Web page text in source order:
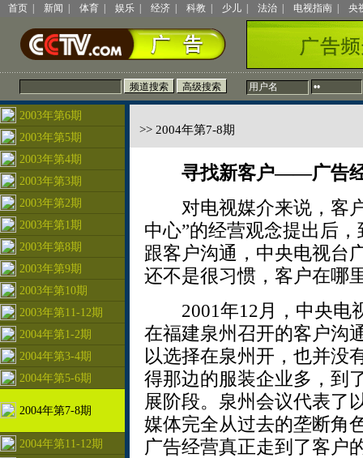
首页 新闻 体育 娱乐 经济 科教 少儿 法治 电视指南 央
2003年第6期
2003年第5期
2003年第4期
2003年第3期
2003年第2期
2003年第1期
2003年第8期
2003年第9期
2003年第10期
2003年第11-12期
2004年第1-2期
2004年第3-4期
2004年第5-6期
2004年第7-8期
2004年第11-12期
>> 2004年第7-8期
寻找新客户——广告
对电视媒介来说，客户
中心”的经营观念提出后
跟客户沟通，中央电视台
还不是很习惯，客户在哪
2001年12月，中央电
在福建泉州召开的客户沟
以选择在泉州开，也并没
得那边的服装企业多，到
展阶段。泉州会议代表了
媒体完全从过去的垄断角
广告经营真正走到了客户